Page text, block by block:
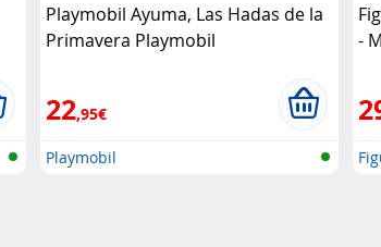
Playmobil Ayuma, Las Hadas de la
Primavera Playmobil
22,95€
Playmobil
-